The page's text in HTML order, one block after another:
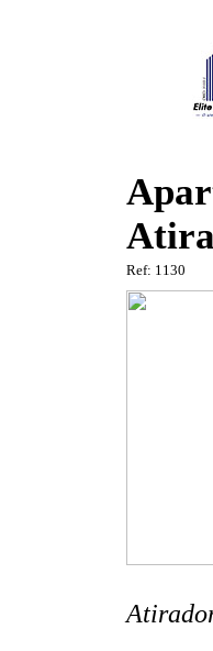
Ref: 1130